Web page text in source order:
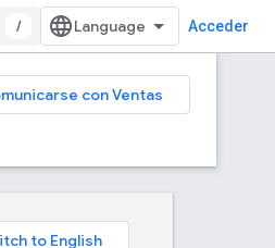
/ Acceder
con Ventas